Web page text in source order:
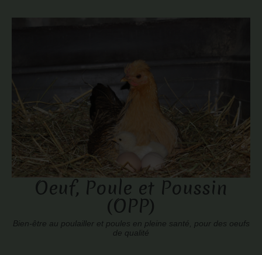
Oeuf, Poule et Poussin
(OPP)
Bien-être au poulailler et poules en pleine santé, pour des oeufs
de qualité